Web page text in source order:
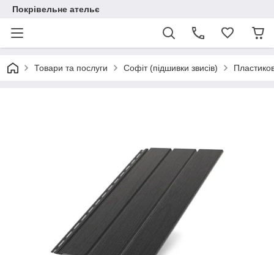
Покрівельне ательє
Товари та послуги Софіт (підшивки звисів)